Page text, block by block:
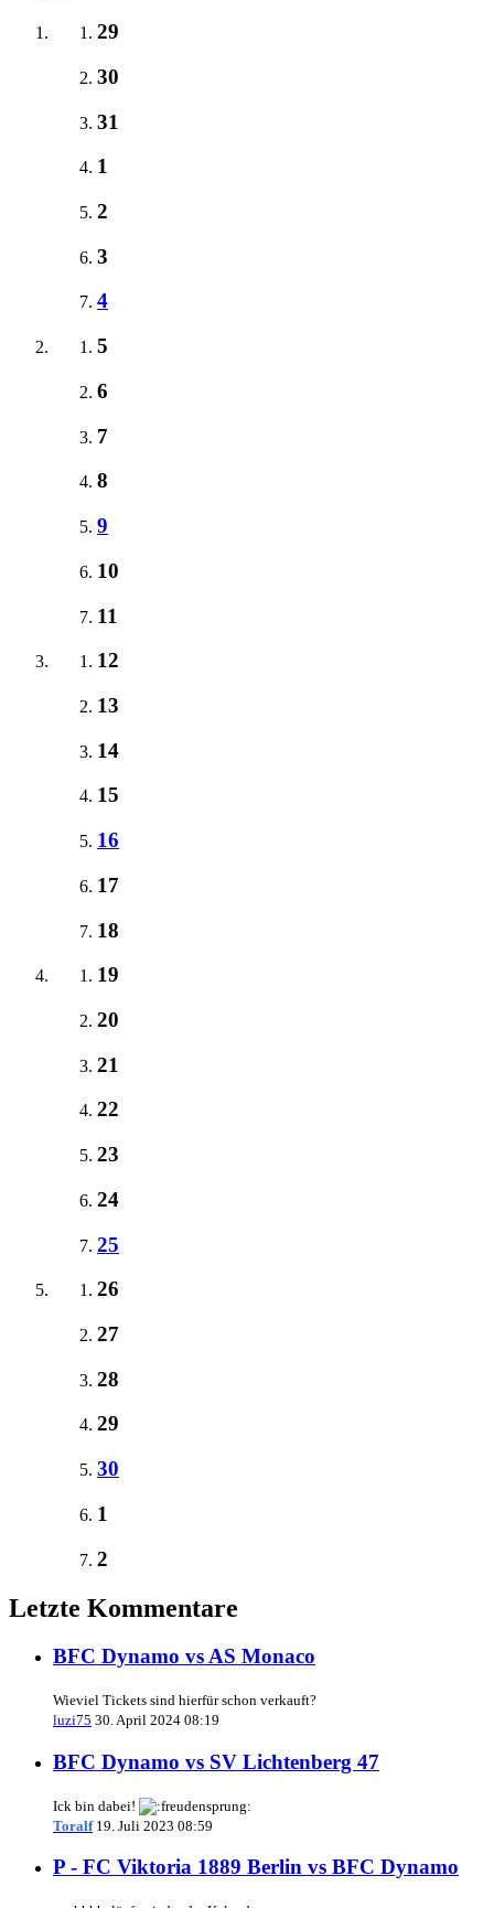
29
30
31
1
2
3
4
5
6
7
8
9
10
11
12
13
14
15
16
17
18
19
20
21
22
23
24
25
26
27
28
29
30
1
2
Letzte Kommentare
BFC Dynamo vs AS Monaco
Wieviel Tickets sind hierfür schon verkauft?
luzi75 30. April 2024 08:19
BFC Dynamo vs SV Lichtenberg 47
Ick bin dabei!
Toralf 19. Juli 2023 08:59
P - FC Viktoria 1889 Berlin vs BFC Dynamo